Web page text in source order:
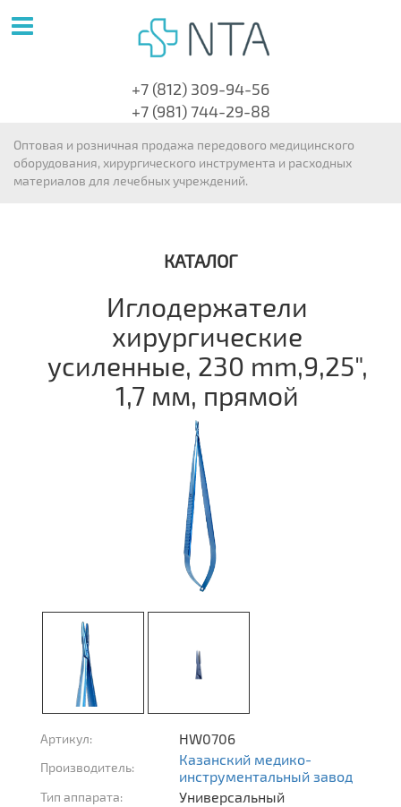
+7 (812) 309-94-56
+7 (981) 744-29-88
Оптовая и розничная продажа передового медицинского
оборудования, хирургического инструмента и расходных
материалов для лечебных учреждений.
КАТАЛОГ
Иглодержатели
хирургические
усиленные, 230 mm,9,25",
1,7 мм, прямой
Артикул: HW0706
Производитель:
Казанский медико-
инструментальный завод
Тип аппарата: Универсальный